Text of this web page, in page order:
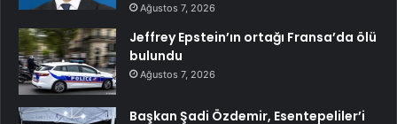
Ağustos 7, 2026
Jeffrey Epstein’ın ortağı Fransa’da ölü
bulundu
Ağustos 7, 2026
Başkan Şadi Özdemir, Esentepeliler’i